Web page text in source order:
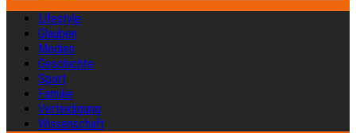
Lifestyle
Glauben
Medien
Geschichte
Sport
Familie
Verteidigung
Wissenschaft